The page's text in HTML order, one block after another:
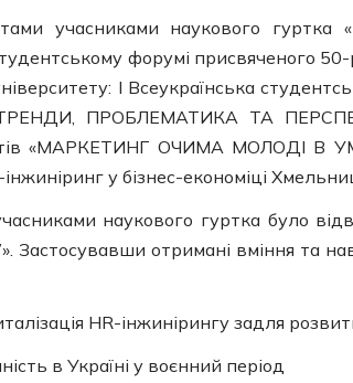
учасниками наукового гуртка
форумі присвяченого
I Всеукраїнська
ПРОБЛЕМАТИКА ТА
«МАРКЕТИНГ ОЧИМА МОЛОДІ В
у бізнес-економіці
наукового гуртка було
Застосувавши отримані вміння та
HR-інжинірингу задля
в Україні у воєнний період